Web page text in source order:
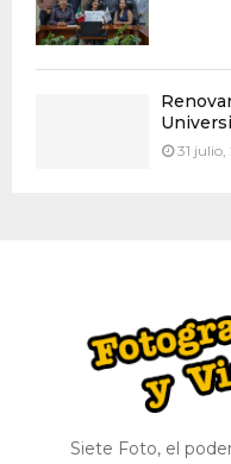
31
Siete Foto, el